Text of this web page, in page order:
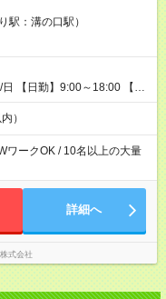
時払いサービス『クリア
から 現金で給与を受け取れ
部(9，000円)は手渡しで支
） ┗研修期間中も交通費全額
駅：溝の口駅）
【日勤】9:00～18:00 【夜
トの申告は電話・メールで
時など、自由に働けます
）
ワークOK / 10名以上の大量
詳細へ
式会社